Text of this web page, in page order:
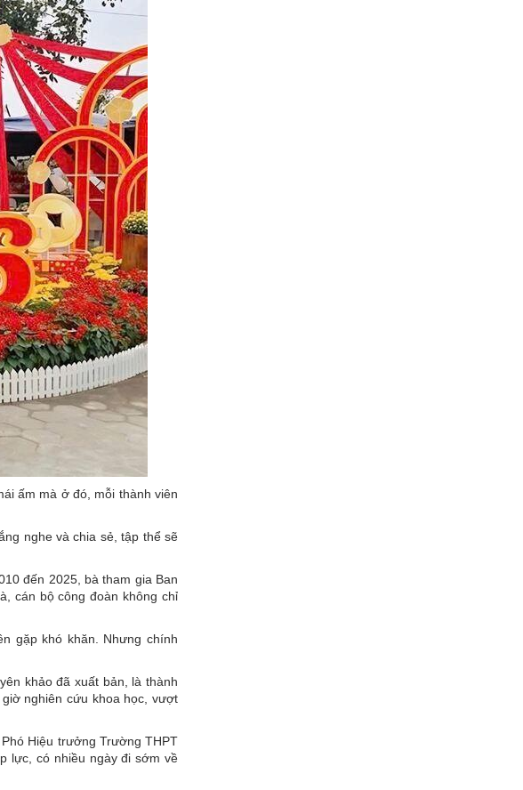
ấm mà ở đó, mỗi thành viên
nghe và chia sẻ, tập thể sẽ
đến 2025, bà tham gia Ban
cán bộ công đoàn không chỉ
gặp khó khăn. Nhưng chính
khảo đã xuất bản, là thành
nghiên cứu khoa học, vượt
Hiệu trưởng Trường THPT
lực, có nhiều ngày đi sớm về